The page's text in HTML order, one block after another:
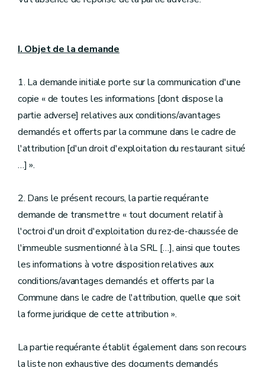
I. Objet de la demande
1. La demande initiale porte sur la communication d'une
copie « de toutes les informations [dont dispose la
partie adverse] relatives aux conditions/avantages
demandés et offerts par la commune dans le cadre de
l'attribution [d'un droit d'exploitation du restaurant situé
…] ».
2. Dans le présent recours, la partie requérante
demande de transmettre « tout document relatif à
l'octroi d'un droit d'exploitation du rez-de-chaussée de
l'immeuble susmentionné à la SRL […], ainsi que toutes
les informations à votre disposition relatives aux
conditions/avantages demandés et offerts par la
Commune dans le cadre de l'attribution, quelle que soit
la forme juridique de cette attribution ».
La partie requérante établit également dans son recours
la liste non exhaustive des documents demandés